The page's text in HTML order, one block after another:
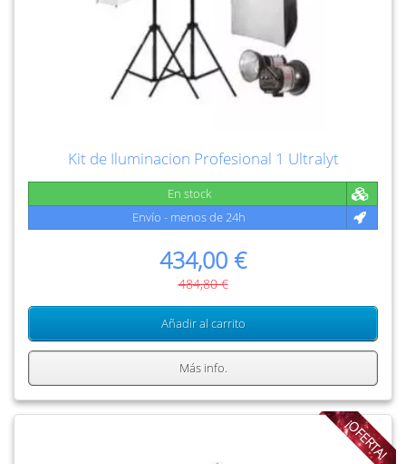
Kit de Iluminacion Profesional 1 Ultralyt
En stock
Envío - menos de 24h
434,00 €
484,80 €
Añadir al carrito
Más info.
¡OFERTA!